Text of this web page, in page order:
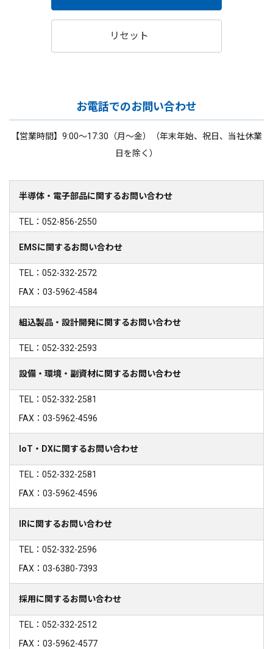
リセット
お電話でのお問い合わせ
【営業時間】9:00～17:30（月～金）（年末年始、祝日、当社休業
日を除く）
半導体・電子部品に関するお問い合わせ
TEL：052-856-2550
EMSに関するお問い合わせ
TEL：052-332-2572
FAX：03-5962-4584
組込製品・設計開発に関するお問い合わせ
TEL：052-332-2593
設備・環境・副資材に関するお問い合わせ
TEL：052-332-2581
FAX：03-5962-4596
IoT・DXに関するお問い合わせ
TEL：052-332-2581
FAX：03-5962-4596
IRに関するお問い合わせ
TEL：052-332-2596
FAX：03-6380-7393
採用に関するお問い合わせ
TEL：052-332-2512
FAX：03-5962-4577